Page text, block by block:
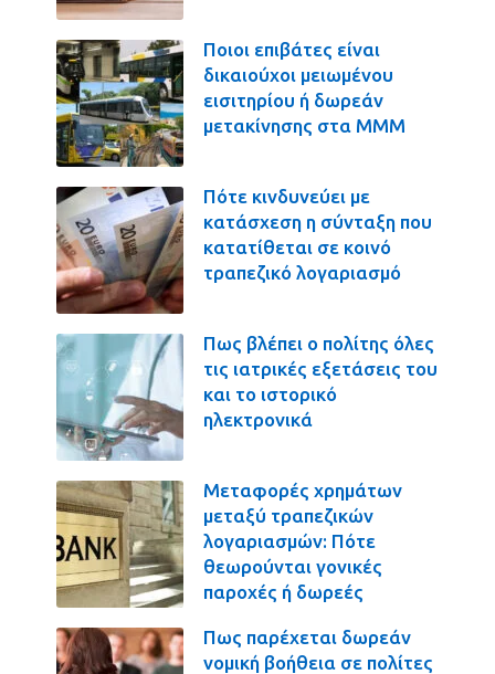
Ποιοι επιβάτες είναι
δικαιούχοι μειωμένου
εισιτηρίου ή δωρεάν
μετακίνησης στα ΜΜΜ
Πότε κινδυνεύει με
κατάσχεση η σύνταξη που
κατατίθεται σε κοινό
τραπεζικό λογαριασμό
Πως βλέπει ο πολίτης όλες
τις ιατρικές εξετάσεις του
και το ιστορικό
ηλεκτρονικά
Μεταφορές χρημάτων
μεταξύ τραπεζικών
λογαριασμών: Πότε
θεωρούνται γονικές
παροχές ή δωρεές
Πως παρέχεται δωρεάν
νομική βοήθεια σε πολίτες